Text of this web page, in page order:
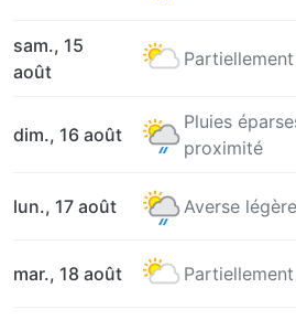
sam., 15
août
dim., 16 août
Pluies
proximité
lun., 17 août Averse légère
mar., 18 août